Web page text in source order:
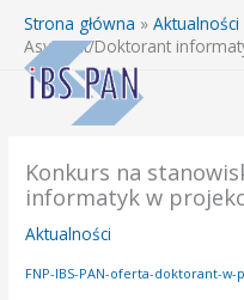
Przejdź
treści
Strona główna » Aktualności
Asystent/Doktorant
Konkurs na
informatyk w
Aktualności
FNP-IBS-PAN-oferta-doktorant-w-